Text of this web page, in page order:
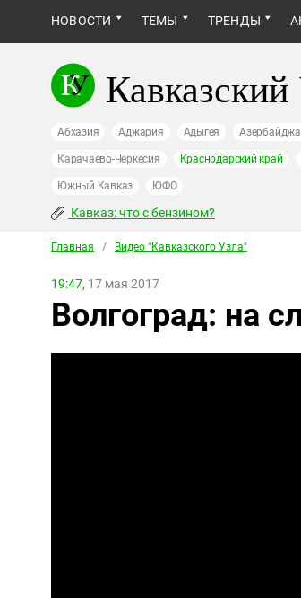
НОВОСТИ ТЕМЫ ТРЕНДЫ
Кавказский
Абхазия Аджария Адыгея
Карачаево-Черкесия Краснодарский край
Южный Кавказ ЮФО
Кавказ: что с бензином?
Главная / Видео "Кавказcкого Узла"
19:47, 17 мая 2017
Волгоград: на